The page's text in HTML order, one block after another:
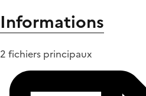
Informations
2 fichiers principaux